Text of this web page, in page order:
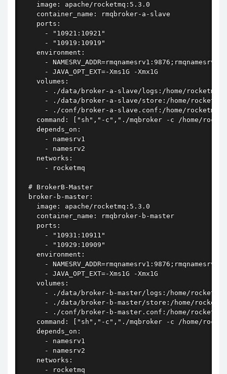
    image: apache/rocketmq:5.3.0
    container_name: rmqbroker-a-slave
    ports:
      - "10921:10921"
      - "10919:10919"
    environment:
-
      - JAVA_OPT_EXT=-Xms1G -Xmx1G
    volumes:
- ./data/broker-a-slave/logs:/home/rocketmq/
- ./data/broker-a-slave/store:/home/
- ./conf/broker-a-slave.conf:/home/rocketmq/
command: ["sh","-c","./mqbroker -c /home/
    depends_on:
      - namesrv1
      - namesrv2
    networks:
      - rocketmq
  # BrokerB-Master
  broker-b-master:
    image: apache/rocketmq:5.3.0
    container_name: rmqbroker-b-master
    ports:
      - "10931:10911"
      - "10929:10909"
    environment:
-
      - JAVA_OPT_EXT=-Xms1G -Xmx1G
    volumes:
- ./data/broker-b-master/logs:/home/
- ./data/broker-b-master/store:/home/
- ./conf/broker-b-master.conf:/home/
command: ["sh","-c","./mqbroker -c /home/
    depends_on:
      - namesrv1
      - namesrv2
    networks:
      - rocketmq